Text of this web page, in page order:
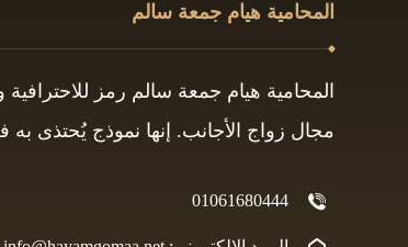
المحامية هيام جمعة سالم
المحامية هيام جمعة سالم رمز
مجال زواج الأجانب. إنها نموذج يُحتذى به
01061680444